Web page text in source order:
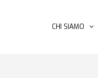
CHI SIAMO